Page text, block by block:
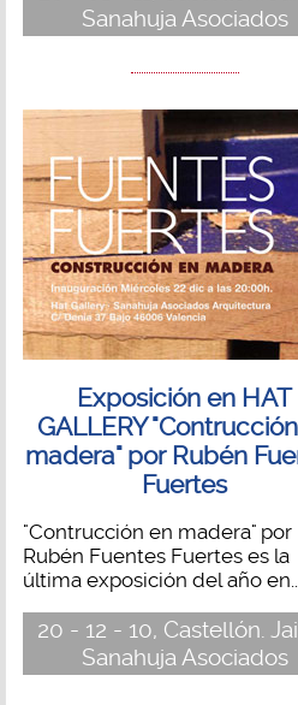
Sanahuja Asociados
Exposición en HAT
GALLERY
madera" por Rubén
Fuertes
"Contrucción en madera" por
Rubén Fuentes Fuertes es la
última exposición del año
20 - 12 - 10, Castellón.
Sanahuja Asociados